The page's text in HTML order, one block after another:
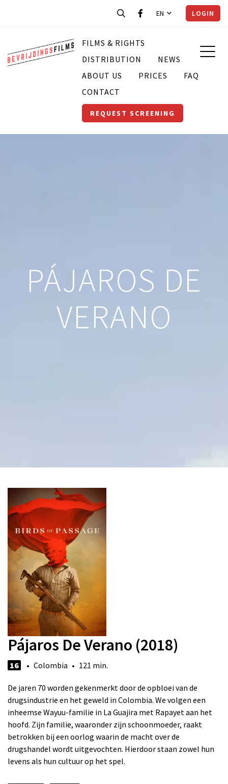
EN LOGIN
FILMS & RIGHTS
DISTRIBUTION
NEWS
ABOUT US
PRICES
FAQ
CONTACT
REQUEST SCREENING
PÁJAROS DE
VERANO
Pájaros De Verano (2018)
16 • Colombia • 121 min.
De jaren 70 worden gekenmerkt door de opbloei van de
drugsindustrie en het geweld in Colombia. We volgen een
inheemse Wayuu-familie in La Guajira met Rapayet aan het
hoofd. Zijn familie, waaronder zijn schoonmoeder, raakt
betrokken bij een oorlog waarin de macht over de
drugshandel wordt uitgevochten. Hierdoor staan zowel hun
levens als hun cultuur op het spel.